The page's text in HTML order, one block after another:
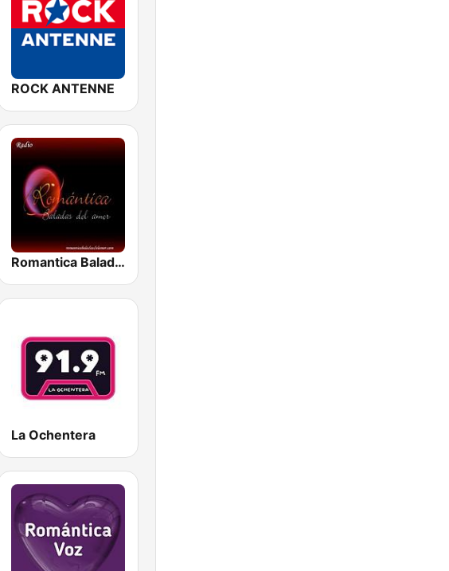
ROCK ANTENNE
Romantica Baladas del Amor
La Ochentera